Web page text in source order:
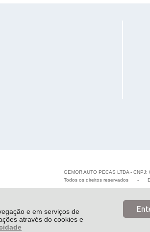
e em serviços de
através do cookies e
GEMOR AUTO PECAS LTDA -
Todos os direitos reservados
-